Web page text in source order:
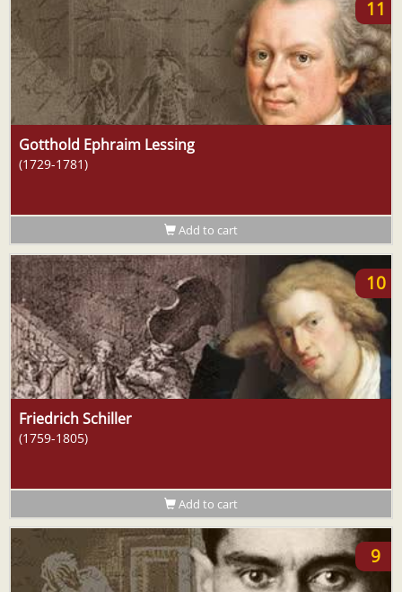
11
Gotthold Ephraim Lessing
(1729-1781)
Add to cart
10
Friedrich Schiller
(1759-1805)
Add to cart
9